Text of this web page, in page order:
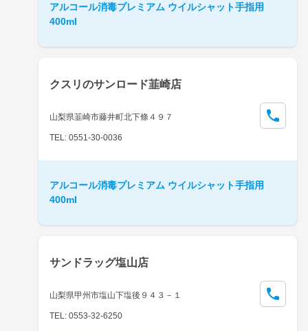
アルコール消毒プレミアム ウイルシャット手指用
400ml
クスリのサンロード韮崎店
山梨県韮崎市藤井町北下條４９７
TEL: 0551-30-0036
アルコール消毒プレミアム ウイルシャット手指用
400ml
サンドラッグ塩山店
山梨県甲州市塩山下塩後９４３－１
TEL: 0553-32-6250